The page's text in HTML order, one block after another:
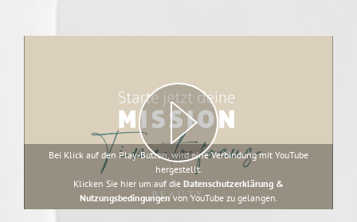
Bei Klick auf den Play-Button, wird eine Verbindung mit YouTube
hergestellt.
Klicken Sie hier um auf die Datenschutzerklärung &
Nutzungsbedingungenvon YouTube zu gelangen.